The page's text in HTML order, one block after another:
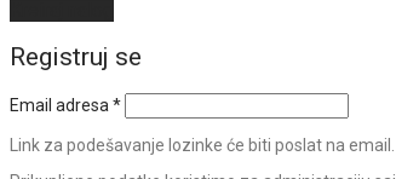
Registruj se
Email adresa *
Link za podešavanje lozinke će biti poslat na email.